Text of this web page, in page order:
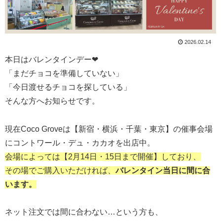
2026.02.14
本日はバレンタインデー❤
「まだチョコを準備していない」
「今日渡せるチョコを探している」
そんな方へお知らせです。
現在Coco Groveは【新宿・横浜・千葉・東京】の催事会場
にコントワール・デュ・カカオを出店中。
会場によっては【2月14日・15日まで開催】しており、
その場でご購入いただければ、バレンタイン当日に間に合
います。
ネット注文では間に合わない…という方も、